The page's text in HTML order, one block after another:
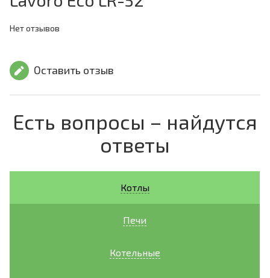
Нет отзывов
Оставить отзыв
Есть вопросы – найдутся
ответы
Котлы
Печи
Котельные